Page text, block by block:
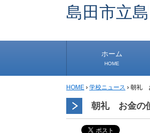
島田市立
ホーム
HOME
HOME › 学校ニュース › 朝礼
朝礼 お金の